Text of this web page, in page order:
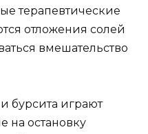
терапевтические
отложения солей
вмешательство
бурсита играют
на остановку